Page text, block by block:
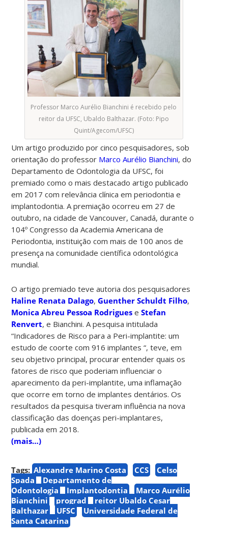
Professor Marco Aurélio Bianchini é recebido pelo
reitor da UFSC, Ubaldo Balthazar. (Foto: Pipo
Quint/Agecom/UFSC)
Um artigo produzido por cinco pesquisadores, sob
orientação do professor Marco Aurélio Bianchini, do
Departamento de Odontologia da UFSC, foi
premiado como o mais destacado artigo publicado
em 2017 com relevância clínica em periodontia e
implantodontia. A premiação ocorreu em 27 de
outubro, na cidade de Vancouver, Canadá, durante o
104º Congresso da Academia Americana de
Periodontia, instituição com mais de 100 anos de
presença na comunidade científica odontológica
mundial.
O artigo premiado teve autoria dos pesquisadores
Haline Renata Dalago,Guenther Schuldt Filho,
Monica Abreu Pessoa Rodrigues eStefan
Renvert, e Bianchini. A pesquisa intitulada
“Indicadores de Risco para a Peri-implantite: um
estudo de coorte com 916 implantes “, teve, em
seu objetivo principal, procurar entender quais os
fatores de risco que poderiam influenciar o
aparecimento da peri-implantite, uma inflamação
que ocorre em torno de implantes dentários. Os
resultados da pesquisa tiveram influência na nova
classificação das doenças peri-implantares,
publicada em 2018.
(mais…)
Tags: Alexandre Marino Costa CCS
Celso
Spada
Departamento de
Odontologia
Implantodontia
Marco Aurélio
Bianchini
prograd
reitor Ubaldo Cesar
Balthazar
UFSC
Universidade Federal de
Santa Catarina